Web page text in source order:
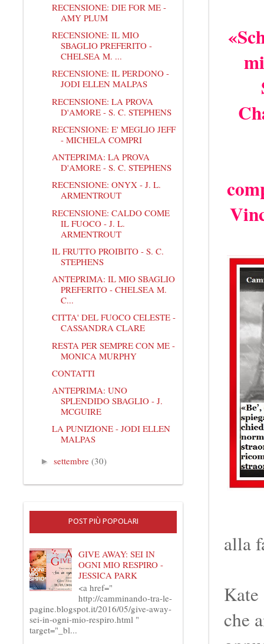
alla
che
RECENSIONE: DIE FOR ME -
AMY PLUM
RECENSIONE: IL MIO
SBAGLIO PREFERITO -
CHELSEA M. ...
RECENSIONE: IL PERDONO -
JODI ELLEN MALPAS
RECENSIONE: LA PROVA
D'AMORE - S. C. STEPHENS
RECENSIONE: E' MEGLIO JEFF
- MICHELA COMPRI
ANTEPRIMA: LA PROVA
D'AMORE - S. C. STEPHENS
RECENSIONE: ONYX - J. L.
ARMENTROUT
RECENSIONE: CALDO COME
IL FUOCO - J. L.
ARMENTROUT
IL FRUTTO PROIBITO - S. C.
STEPHENS
ANTEPRIMA: IL MIO SBAGLIO
PREFERITO - CHELSEA M.
C...
CITTA' DEL FUOCO CELESTE -
CASSANDRA CLARE
RESTA PER SEMPRE CON ME -
MONICA MURPHY
CONTATTI
ANTEPRIMA: UNO
SPLENDIDO SBAGLIO - J.
MCGUIRE
LA PUNIZIONE - JODI ELLEN
MALPAS
► settembre (30)
POST PIÙ POPOLARI
GIVE AWAY: SEI IN
OGNI MIO RESPIRO -
JESSICA PARK
<a href="
http://camminando-tra-le-
pagine.blogspot.it/2016/05/give-away-
sei-in-ogni-mio-respiro.html "
target="_bl...